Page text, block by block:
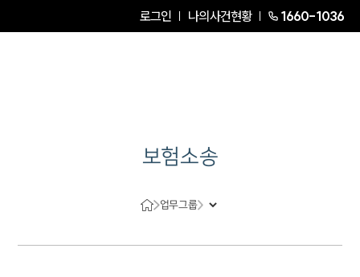
로그인 나의사건현황 1660-1036
보험소송
업무그룹